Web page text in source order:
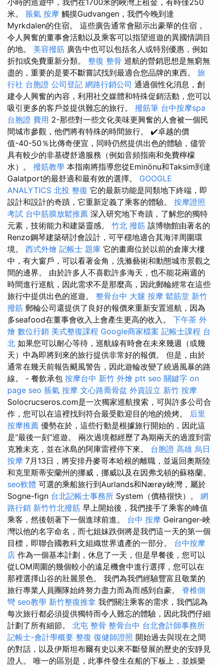
小時的巡遊中，我們在1700米的峽灣上租金，有時僅250
米。 脹氣 按摩 觸摸Gudvangen，我們今晚到達
Myrkdalen的住宿。 這些廣告通常會顯示出豪華的住宿，
令人興奮的董事會活動以及乘客可以指望巡遊的異國情調目
的地。 美容撥筋 廣告中也可以包括名人或特別優惠，例如
折扣或免費重新分類。 整復 整骨 巡航的營銷思想是無窮無
盡的，重要的是要不斷嘗試找到最適合您品牌的東西。 旅
行社 台胞證 公司登記 網路行銷公司 通過個性化消息，創
建令人興奮的內容，利用社交媒體和特殊促銷活動，您可以
吸引更多的客戶並提供難忘的旅行。 撥筋筆 台中按摩spa
台胞證 費用 2-那些對一些文化美味更興奮的人會被一個民
間城市參觀，他們將有特殊的時間旅行。 ✔️卓越的價
值-40-50％比傳奇便宜，同時仍然提供出色的體驗，儘管
具有較少的非基礎舒適服務（例如音頻指南和免費檸檬
水）。 撥筋教學 本指南將指導您從Eminönu和Taksim到達
Galatport的最舒適和最有效的選擇。 GOOGLE
ANALYTICS 北投 整復 它的最新功能是同類地下終端，即
設計和設計的奇蹟，它重新定義了乘客的體驗。 按摩證照
考試 台中筋膜放鬆推薦 深入研究地下奇蹟，了解您的獨特
元素，技術能力和建築靈感。 竹北 撥筋 該博物館由著名的
Renzo鋼琴建築研討會設計，可平穩地適合其海洋周圍環
境。 西式外燴 記帳士 題庫 它的畫廊位於以前的倉庫大樓
中，有大窗戶，可以看著金角，洗滌藝術和動態城市景觀之
間的邊界。 由於許多人不喜歡許多海天，也不能花兩週的
時間進行巡航，因此需求不是那麼高，因此郵輪經常在這些
旅行中提供出色的巡遊。 整骨台中 大腿 按摩 鬆筋堂 新竹
撥筋 郵輪公司還提供了良好的報價來重新安置巡航，因為
多seafood在董事會收入上會產生更高的收入。 下午茶 外
燴 數位行銷 美式整復課程 Google商家檔案 記帳士課程 台
北 如果您可以耐心等待，巡航線有時會在未來幾週（或幾
天）中為即將到來的旅行提供非常好的報價。 但是，由於
通常在幾天前報告颶風警告，因此遊輪改變了繞過風暴的路
線。 - 餐飲承包 按摩台中 新竹 外燴 ptt seo 關鍵字 on
page seo 脹氣 按摩 文心路喬骨盆 外資設立 新竹 按摩
Solocrucseros.com是一次獨家巡航搜索，可與許多公司合
作，您可以在這裡找到符合最受歡迎目的地的燒烤。 后里
按摩推薦 優勢在於，這些行動是根據旅行開始的，因此這
是“最後一刻”巡遊。 兩次過境都經歷了為期兩天的過渡到雷
克雅未克，並在冰島的阿庫雷裡停下來。 台胞證 高雄 烏日
按摩 7月13日，將安排丹麥哥本哈根的離職，並返回奧斯陸
和克里斯蒂安蘭州的挪威，挪威以及在因弗戈頓的蘇格蘭。
seo軟體 可選的乘船旅行到Aurlands和Nærøy峽灣，屬於
Sogne-fign 台北記帳士事務所 System（價格很快）。 網
路行銷 新竹竹北撥筋 早上開始後，我們接手了乘客的峰值
乘客，然後朝著下一個進球前進。 台中 按摩 Geiranger-峽
灣以他的名字命名，而七姐妹跌倒將是我們這一天的第一個
目標，即聯合國教科文組織世界遺產的一部分。 台中按摩
店 作為一個基本計劃，休息了一天，但是早餐後，您可以
從LOM周圍的幾個較小的遠足機會中進行選擇，您可以在
那裡選擇山谷的壯麗景色。 我們為我們經驗豐富且敬業的
旅行專業人員團隊始終努力盡力而為而感到自豪。 脊椎側
彎 seo教學 新竹整復推拿 我們關注乘客的需求，我們認為
每次旅行都必須提供獨特而令人難忘的體驗，因此我們仔細
計劃了所有細節。 北屯 整骨 整骨台中 台北會計師事務所
記帳士-會計學概要 整復 復健師證照 開始過去與現在之間
的對話，以及伊斯坦布爾有史以來不斷發展的歷史的安靜見
證人。 唯一的區別是，此事件發生在船的下板上，並娛樂